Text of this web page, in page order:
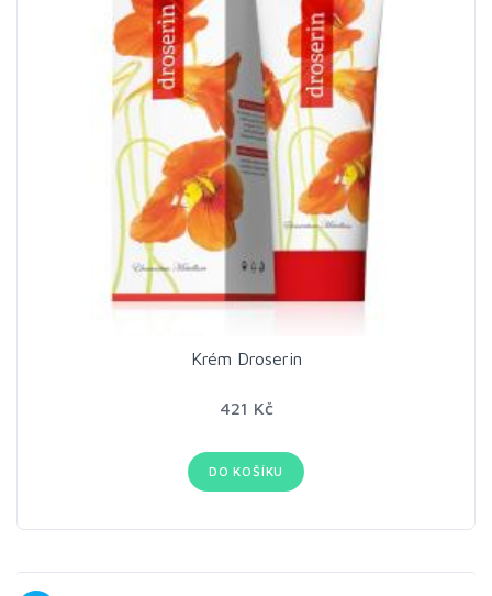
Krém Droserin
421 Kč
DO KOŠÍKU